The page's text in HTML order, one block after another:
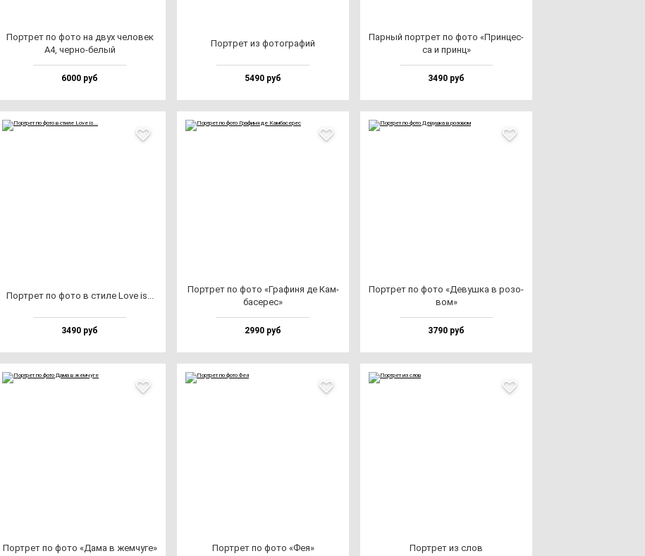
Пор­трет по фо­то на двух че­ло­век
А4, чер­но-бе­лый
6000 руб
Пор­трет из фо­тог­ра­фий
5490 руб
Пар­ный пор­трет по фо­то «Прин­цес­
са и принц»
3490 руб
Пор­трет по фо­то в сти­ле Love is...
3490 руб
Пор­трет по фо­то «Гра­фи­ня де Кам­
ба­се­рес»
2990 руб
Пор­трет по фо­то «Девуш­ка в ро­зо­
вом»
3790 руб
Пор­трет по фо­то «Дама в жем­чу­ге» Пор­трет по фо­то «Фея» Пор­трет из слов